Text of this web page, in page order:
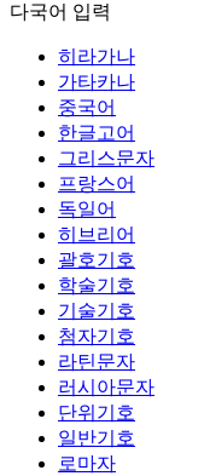
다국어 입력
히라가나
가타카나
중국어
한글고어
그리스문자
프랑스어
독일어
히브리어
괄호기호
학술기호
기술기호
첨자기호
라틴문자
러시아문자
단위기호
일반기호
로마자